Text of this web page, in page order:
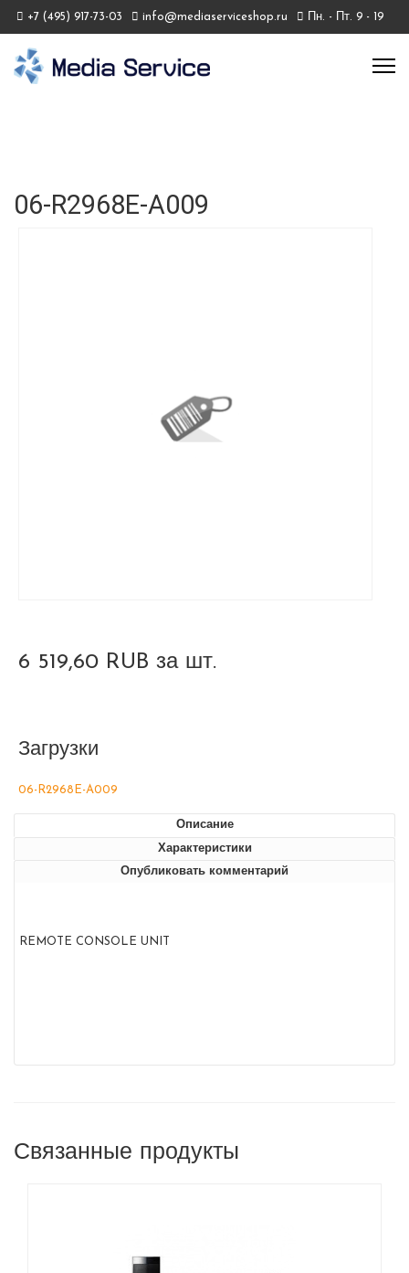
+7 (495) 917-73-03 info@mediaserviceshop.ru Пн. - Пт. 9 - 19
06-R2968E-A009
6 519,60 RUB за шт.
Загрузки
06-R2968E-A009
Описание
Характеристики
Опубликовать комментарий
REMOTE CONSOLE UNIT
Связанные продукты